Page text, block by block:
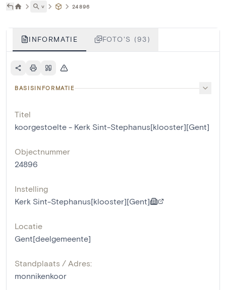
˅ 24896
INFORMATIE FOTO'S (93)
BASISINFORMATIE
Titel
koorgestoelte - Kerk Sint-Stephanus[klooster][Gent]
Objectnummer
24896
Instelling
Kerk Sint-Stephanus[klooster][Gent]
Locatie
Gent[deelgemeente]
Standplaats / Adres:
monnikenkoor